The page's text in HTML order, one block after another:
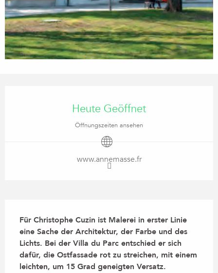
Heute Geöffnet
Öffnungszeiten ansehen
www.annemasse.fr
Für Christophe Cuzin ist Malerei in erster Linie
eine Sache der Architektur, der Farbe und des
Lichts. Bei der Villa du Parc entschied er sich
dafür, die Ostfassade rot zu streichen, mit einem
leichten, um 15 Grad geneigten Versatz.